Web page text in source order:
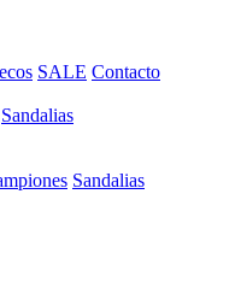
SALE Contacto
Sandalias
Sandalias